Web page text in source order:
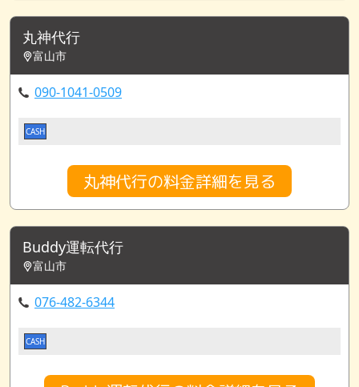
丸神代行
富山市
090-1041-0509
CASH
丸神代行の料金詳細を見る
Buddy運転代行
富山市
076-482-6344
CASH